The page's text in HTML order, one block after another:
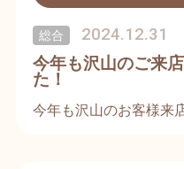
総合 2024.12.31
今年も沢山のご来
た！
今年も沢山のお客様来